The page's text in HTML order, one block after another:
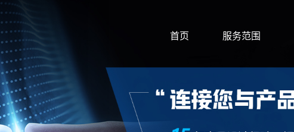
首页 服务范围